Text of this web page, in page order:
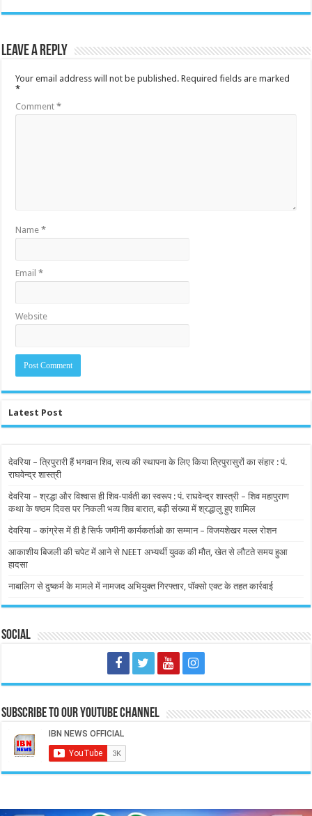
Leave a Reply
Your email address will not be published. Required fields are marked
*
Comment*
Name*
Email*
Website
Latest Post
देवरिया – त्रिपुरारी हैं भगवान शिव, सत्य की स्थापना के लिए किया त्रिपुरासुरों का संहार : पं.
राघवेन्द्र शास्त्री
देवरिया – श्रद्धा और विश्वास ही शिव-पार्वती का स्वरूप : पं. राघवेन्द्र शास्त्री – शिव महापुराण
कथा के षष्ठम दिवस पर निकली भव्य शिव बारात, बड़ी संख्या में श्रद्धालु हुए शामिल
देवरिया – कांग्रेस में ही है सिर्फ जमीनी कार्यकर्ताओ का सम्मान – विजयशेखर मल्ल रोशन
आकाशीय बिजली की चपेट में आने से NEET अभ्यर्थी युवक की मौत, खेत से लौटते समय हुआ
हादसा
नाबालिग से दुष्कर्म के मामले में नामजद अभियुक्त गिरफ्तार, पॉक्सो एक्ट के तहत कार्रवाई
Social
Subscribe to our Youtube Channel